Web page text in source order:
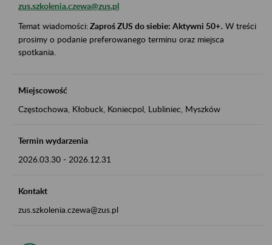
zus.szkolenia.czewa@zus.pl
Temat wiadomości:Zaproś ZUS do siebie: Aktywni 50+. W treści
prosimy o podanie preferowanego terminu oraz miejsca
spotkania.
Miejscowość
Częstochowa, Kłobuck, Koniecpol, Lubliniec, Myszków
Termin wydarzenia
2026.03.30 - 2026.12.31
Kontakt
zus.szkolenia.czewa@zus.pl